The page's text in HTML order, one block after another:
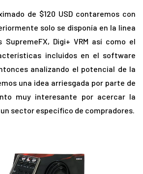
de $120 USD contaremos con
solo se disponía en la linea
SupremeFX, Digi+ VRM así como el
incluidos en el software
analizando el potencial de la
una idea arriesgada por parte de
muy interesante por acercar la
sector específico de compradores.